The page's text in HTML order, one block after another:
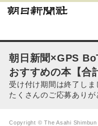
朝日新聞×GPS
おすすめの本【合
受け付け期間は終了しま
たくさんのご応募ありが
Copyright © The Asahi